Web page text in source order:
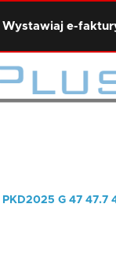
Wystawiaj e-
PKD2025 G 47 47.7